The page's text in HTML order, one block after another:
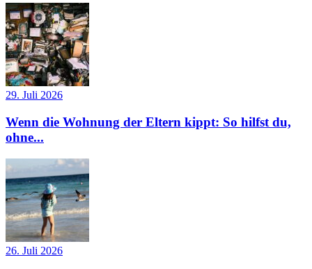
29. Juli 2026
Wenn die Wohnung der Eltern kippt: So hilfst du,
ohne...
26. Juli 2026